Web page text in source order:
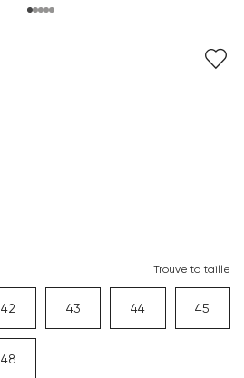
Trouve ta taille
42 43 44 45
48